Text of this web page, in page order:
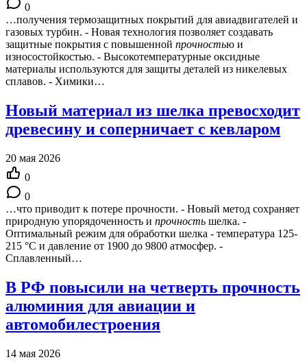
0
…получения термозащитных покрытий для авиадвигателей и
газовых турбин. - Новая технология позволяет создавать
защитные покрытия с повышенной прочностью и
износостойкостью. - Высокотемпературные оксидные
материалы используются для защиты деталей из никелевых
сплавов. - Химики…
Новый материал из шелка превосходит
древесину и соперничает с кевларом
20 мая 2026
0
0
…что приводит к потере прочности. - Новый метод сохраняет
природную упорядоченность и прочность шелка. -
Оптимальный режим для обработки шелка - температура 125-
215 °C и давление от 1900 до 9800 атмосфер. -
Сплавленный…
В РФ повысили на четверть прочность
алюминия для авиации и
автомобилестроения
14 мая 2026